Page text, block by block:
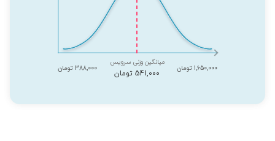
1,650,000 تومان
میانگین وزنی سرویس
541,000 تومان
388,000 تومان